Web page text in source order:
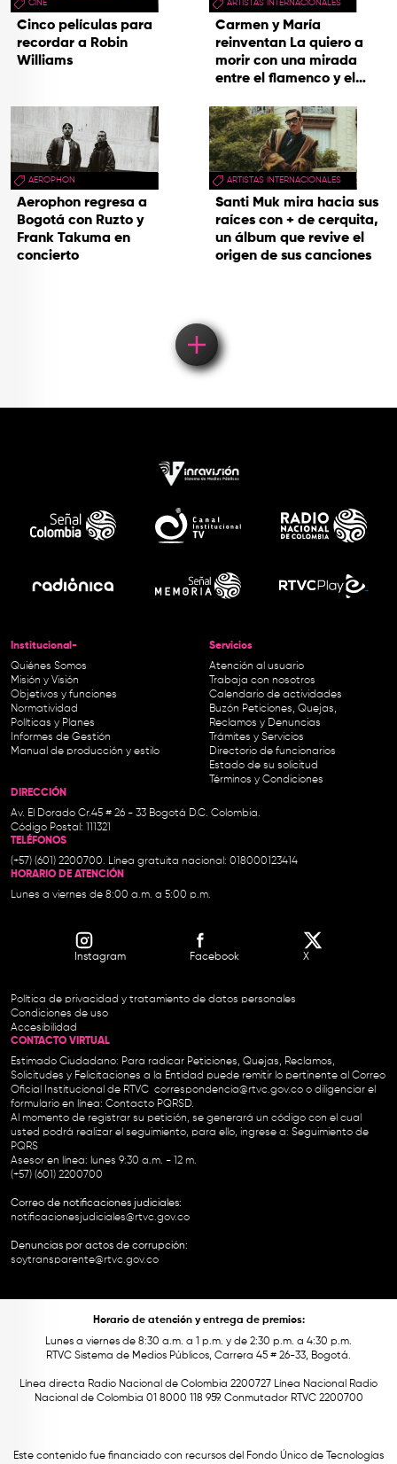
CINE
Cinco películas para
recordar a Robin
Williams
AEROPHON
Aerophon regresa a
Bogotá con Ruzto y
Frank Takuma en
concierto
ARTISTAS INTERNACIONALES
Carmen y María
reinventan La quiero a
morir con una mirada
entre el flamenco y el
ARTISTAS INTERNACIONALES
Santi Muk mira hacia sus
raíces con + de cerquita,
un álbum que revive el
origen de sus canciones
Institucional-
Quiénes Somos
Misión y Visión
Objetivos y funciones
Normatividad
Políticas y Planes
Informes de Gestión
Manual de producción y estilo
Servicios
Atención al usuario
Trabaja con nosotros
Calendario de actividades
Buzón Peticiones, Quejas,
Reclamos y Denuncias
Trámites y Servicios
Directorio de funcionarios
Estado de su solicitud
Términos y Condiciones
DIRECCIÓN
Av. El Dorado Cr.45 # 26 - 33 Bogotá D.C. Colombia.
Código Postal: 111321
TELÉFONOS
(+57) (601) 2200700. Línea gratuita nacional: 018000123414
HORARIO DE ATENCIÓN
Lunes a viernes de 8:00 a.m. a 5:00 p.m.
Instagram Facebook X
Política de privacidad y tratamiento de datos personales
Condiciones de uso
Accesibilidad
CONTACTO VIRTUAL
Estimado Ciudadano: Para radicar Peticiones, Quejas, Reclamos,
Solicitudes y Felicitaciones a la Entidad puede remitir lo pertinente al Correo
Oficial Institucional de RTVC correspondencia@rtvc.gov.co o diligenciar el
formulario en línea: Contacto PQRSD.
Al momento de registrar su petición, se generará un código con el cual
usted podrá realizar el seguimiento, para ello, ingrese a: Seguimiento de
PQRS
Asesor en línea: lunes 9:30 a.m. - 12 m.
(+57) (601) 2200700
Correo de notificaciones judiciales:
notificacionesjudiciales@rtvc.gov.co
Denuncias por actos de corrupción:
soytransparente@rtvc.gov.co
Horario de atención y entrega de premios:
Lunes a viernes de 8:30 a.m. a 1 p.m. y de 2:30 p.m. a 4:30 p.m.
RTVC Sistema de Medios Públicos, Carrera 45 # 26-33, Bogotá.
Línea directa Radio Nacional de Colombia 2200727 Línea Nacional Radio
Nacional de Colombia 01 8000 118 959. Conmutador RTVC 2200700
Este contenido fue financiado con recursos del Fondo Único de Tecnologías